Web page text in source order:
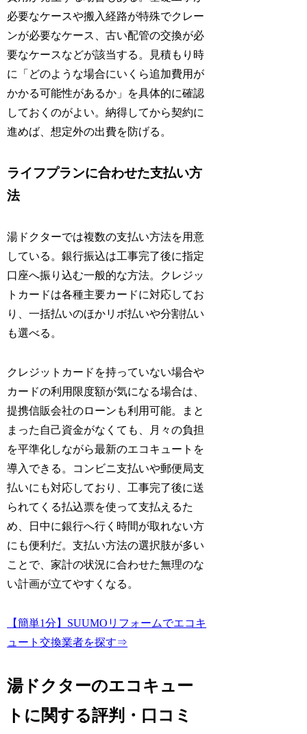
必要なケースや搬入経路が特殊でクレー
ンが必要なケース、古い配管の交換が必
要なケースなどが該当する。見積もり時
に「どのような場合にいくら追加費用が
かかる可能性があるか」を具体的に確認
しておくのがよい。納得してから契約に
進めば、想定外の出費を防げる。
ライフプランに合わせた支払い方
法
湯ドクターでは複数の支払い方法を用意
している。銀行振込は工事完了後に指定
口座へ振り込む一般的な方法。クレジッ
トカードは各種主要カードに対応してお
り、一括払いのほかリボ払いや分割払い
も選べる。
クレジットカードを持っていない場合や
カードの利用限度額が気になる場合は、
提携信販会社のローンも利用可能。まと
まった自己資金がなくても、月々の負担
を平準化しながら最新のエコキュートを
導入できる。コンビニ支払いや郵便局支
払いにも対応しており、工事完了後に送
られてくる払込票を使って支払えるた
め、日中に銀行へ行く時間が取れない方
にも便利だ。支払い方法の選択肢が多い
ことで、家計の状況に合わせた無理のな
い計画が立てやすくなる。
【簡単1分】SUUMOリフォームでエコキ
ュート交換業者を探す⇒
湯ドクターのエコキュー
トに関する評判・口コミ